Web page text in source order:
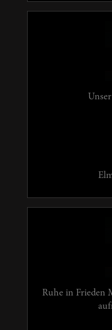
Ruhe in Frieden